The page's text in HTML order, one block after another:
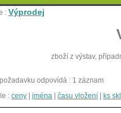
: Výprodej
zboží z výstav,
odpovídá : 1 záznam
: ceny jména času vložení ks